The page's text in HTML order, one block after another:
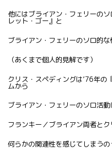
他にはブライアン・フェリーの
レット・ゴー』と
ブライアン・フェリーのソロ的
（あくまで個人的見解です）
クリス・スペディングは’76年
ムから
ブライアン・フェリーのソロ活
フランキー／ブライアン両者と
何らかの関連性を感じてしまうの